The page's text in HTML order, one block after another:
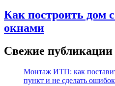
Как построить дом
окнами
Свежие публикации
Монтаж ИТП: как
пункт и не сделать ошибок